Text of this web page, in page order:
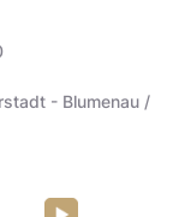
- Blumenau /